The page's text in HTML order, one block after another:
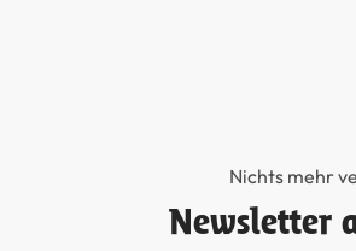
Nichts mehr
Newsletter